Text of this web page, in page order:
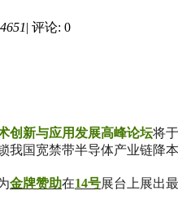
4651| 评论: 0
创新与应用发展高峰论坛将于
国宽禁带半导体产业链降
金牌赞助在14号展台上展出